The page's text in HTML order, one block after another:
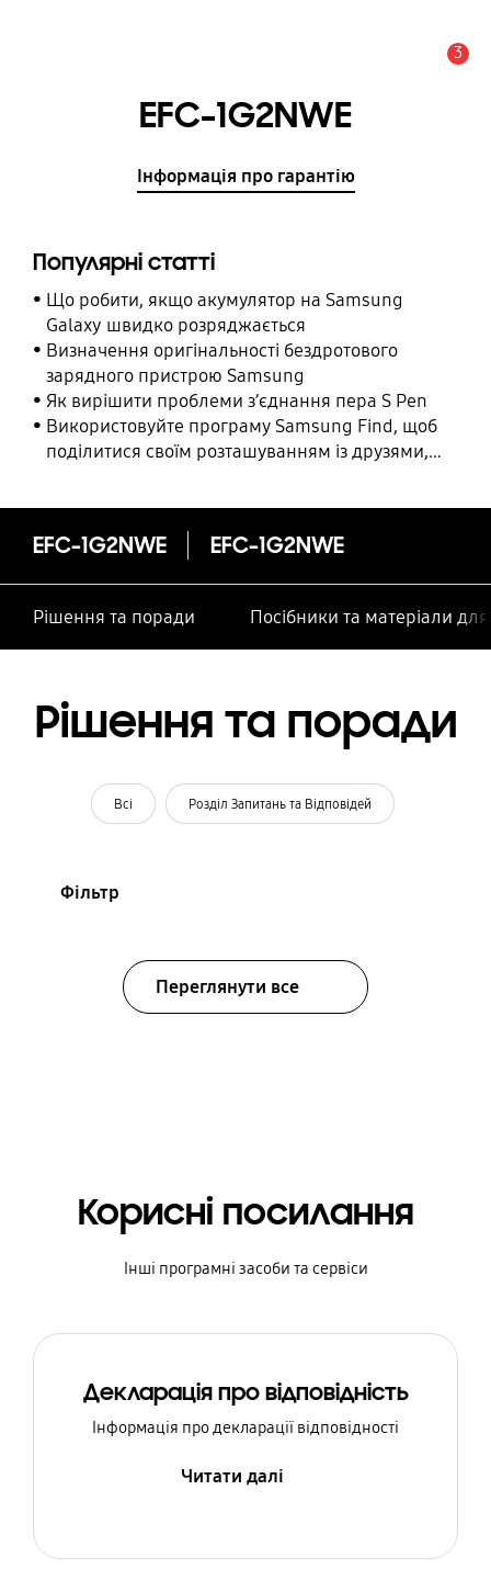
3
EFC-1G2NWE
Інформація про гарантію
Популярні статті
Що робити, якщо акумулятор на Samsung
Galaxy швидко розряджається
Визначення оригінальності бездротового
зарядного пристрою Samsung
Як вирішити проблеми з’єднання пера S Pen
Використовуйте програму Samsung Find, щоб
поділитися своїм розташуванням із друзями,
EFC-1G2NWE EFC-1G2NWE
Рішення та поради Посібники та матеріали
Рішення та поради
Всі Розділ Запитань та Відповідей
Фільтр
Переглянути все
Корисні посилання
Інші програмні засоби та сервіси
Декларація про відповідність
Інформація про декларації відповідності
Читати далі